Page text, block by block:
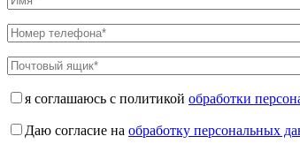
я соглашаюсь с политикой обработки
Даю согласие на обработку персональных